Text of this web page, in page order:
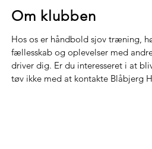
Om klubben
Hos os er håndbold sjov træning,
fællesskab og oplevelser med
driver dig. Er du interesseret i at
tøv ikke med at kontakte Blåbjerg